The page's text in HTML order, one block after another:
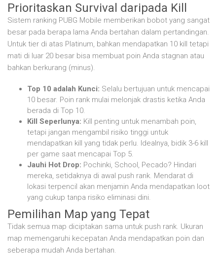
Prioritaskan Survival daripada Kill
Sistem ranking PUBG Mobile memberikan bobot yang sangat
besar pada berapa lama Anda bertahan dalam pertandingan.
Untuk tier di atas Platinum, bahkan mendapatkan 10 kill tetapi
mati di luar 20 besar bisa membuat poin Anda stagnan atau
bahkan berkurang (minus).
Top 10 adalah Kunci: Selalu bertujuan untuk mencapai
10 besar. Poin rank mulai melonjak drastis ketika Anda
berada di Top 10.
Kill Seperlunya: Kill penting untuk menambah poin,
tetapi jangan mengambil risiko tinggi untuk
mendapatkan kill yang tidak perlu. Idealnya, bidik 3-6 kill
per game saat mencapai Top 5.
Jauhi Hot Drop: Pochinki, School, Pecado? Hindari
mereka, setidaknya di awal push rank. Mendarat di
lokasi terpencil akan menjamin Anda mendapatkan loot
yang cukup tanpa risiko eliminasi dini.
Pemilihan Map yang Tepat
Tidak semua map diciptakan sama untuk push rank. Ukuran
map memengaruhi kecepatan Anda mendapatkan poin dan
seberapa mudah Anda bertahan.